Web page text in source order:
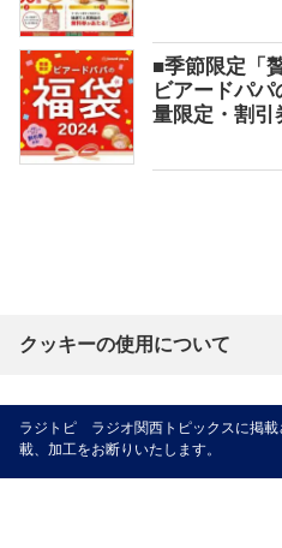
■季節限定「
ビアードパ
量限定・割引
クッキーの使用について
ラジトピ ラジオ関西トピックスに掲
載、加工をお断りいたします。